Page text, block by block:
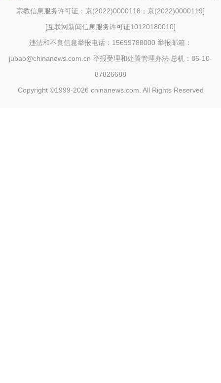
宗教信息服务许可证：京(2022)0000118；京(2022)0000119]
[互联网新闻信息服务许可证10120180010]
违法和不良信息举报电话：15699788000 举报邮箱：
jubao@chinanews.com.cn 举报受理和处置管理办法 总机：86-10-
87826688
Copyright ©1999-2026 chinanews.com. All Rights Reserved